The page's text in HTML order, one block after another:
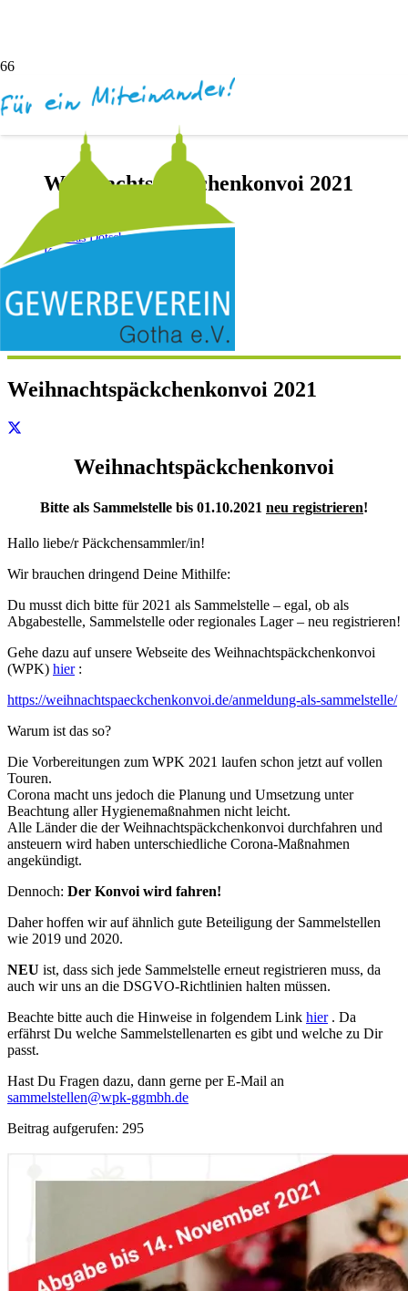
Weihnachtspäckchenkonvoi 2021
vor 5 Jahren
Andreas Dötsch
Keine Kommentare
Weihnachtspäckchenkonvoi 2021
Weihnachtspäckchenkonvoi
Bitte als Sammelstelle bis 01.10.2021 neu registrieren!
Hallo liebe/r Päckchensammler/in!
Wir brauchen dringend Deine Mithilfe:
Du musst dich bitte für 2021 als Sammelstelle – egal, ob als
Abgabestelle, Sammelstelle oder regionales Lager – neu registrieren!
Gehe dazu auf unsere Webseite des Weihnachtspäckchenkonvoi
(WPK) hier:
https://weihnachtspaeckchenkonvoi.de/anmeldung-als-sammelstelle/
Warum ist das so?
Die Vorbereitungen zum WPK 2021 laufen schon jetzt auf vollen
Touren.
Corona macht uns jedoch die Planung und Umsetzung unter
Beachtung aller Hygienemaßnahmen nicht leicht.
Alle Länder die der Weihnachtspäckchenkonvoi durchfahren und
ansteuern wird haben unterschiedliche Corona-Maßnahmen
angekündigt.
Dennoch: Der Konvoi wird fahren!
Daher hoffen wir auf ähnlich gute Beteiligung der Sammelstellen
wie 2019 und 2020.
NEU ist, dass sich jede Sammelstelle erneut registrieren muss, da
auch wir uns an die DSGVO-Richtlinien halten müssen.
Beachte bitte auch die Hinweise in folgendem Link hier. Da
erfährst Du welche Sammelstellenarten es gibt und welche zu Dir
passt.
Hast Du Fragen dazu, dann gerne per E-Mail an
sammelstellen@wpk-ggmbh.de
Beitrag aufgerufen: 295